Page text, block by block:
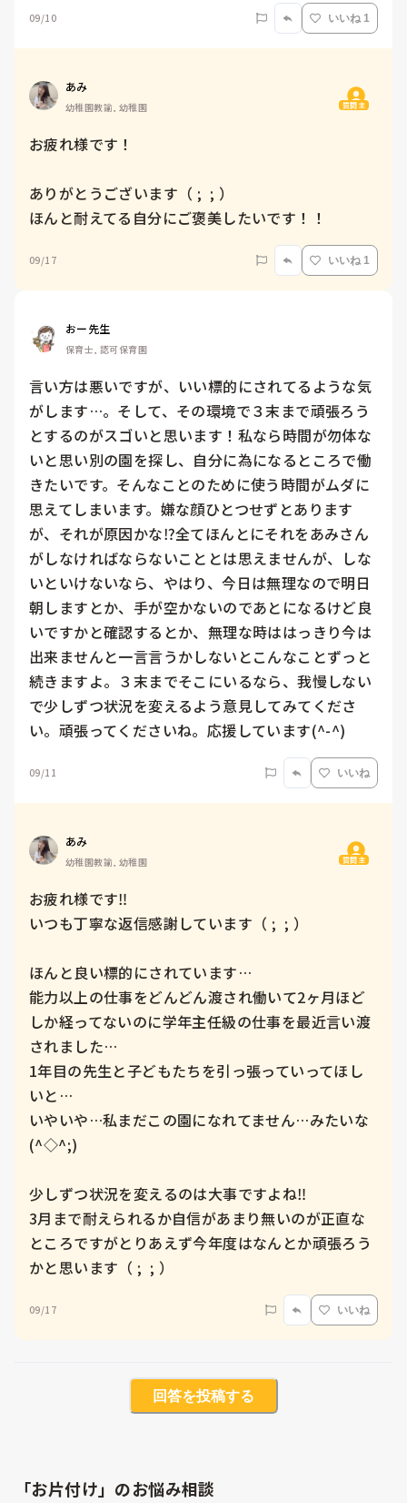
09/10 いいね 1
あみ
幼稚園教諭, 幼稚園 質問主
お疲れ様です！
ありがとうございます（ ;  ; ）
ほんと耐えてる自分にご褒美したいです！！
09/17 いいね 1
おー先生
保育士, 認可保育園
言い方は悪いですが、いい標的にされてるような気
がします…。そして、その環境で３末まで頑張ろう
とするのがスゴいと思います！私なら時間が勿体な
いと思い別の園を探し、自分に為になるところで働
きたいです。そんなことのために使う時間がムダに
思えてしまいます。嫌な顔ひとつせずとあります
が、それが原因かな⁉️全てほんとにそれをあみさん
がしなければならないこととは思えませんが、しな
いといけないなら、やはり、今日は無理なので明日
朝しますとか、手が空かないのであとになるけど良
いですかと確認するとか、無理な時ははっきり今は
出来ませんと一言言うかしないとこんなことずっと
続きますよ。３末までそこにいるなら、我慢しない
で少しずつ状況を変えるよう意見してみてくださ
い。頑張ってくださいね。応援しています(^-^)
09/11 いいね
あみ
幼稚園教諭, 幼稚園 質問主
お疲れ様です‼︎
いつも丁寧な返信感謝しています（ ;  ; ）
ほんと良い標的にされています…
能力以上の仕事をどんどん渡され働いて2ヶ月ほど
しか経ってないのに学年主任級の仕事を最近言い渡
されました…
1年目の先生と子どもたちを引っ張っていってほし
いと…
いやいや…私まだこの園になれてません…みたいな
(^◇^;)
少しずつ状況を変えるのは大事ですよね‼︎
3月まで耐えられるか自信があまり無いのが正直な
ところですがとりあえず今年度はなんとか頑張ろう
かと思います（ ;  ; ）
09/17 いいね
回答を投稿する
「お片付け」のお悩み相談